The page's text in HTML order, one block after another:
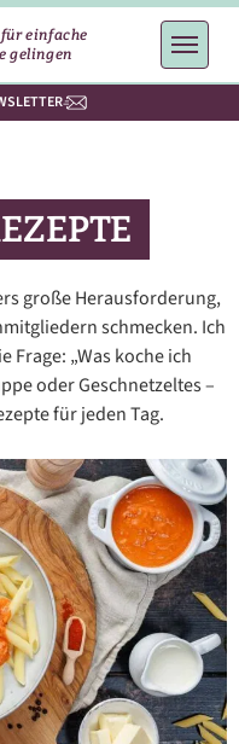
einfache
gelingen
große Herausforderung,
schmecken. Ich
Frage: „Was koche ich
oder Geschnetzeltes –
für jeden Tag.